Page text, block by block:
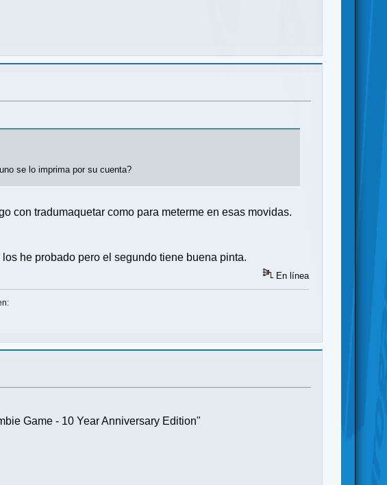
se lo imprima por su cuenta?
con tradumaquetar como para meterme en esas movidas.
he probado pero el segundo tiene buena pinta.
En línea
Game - 10 Year Anniversary Edition"